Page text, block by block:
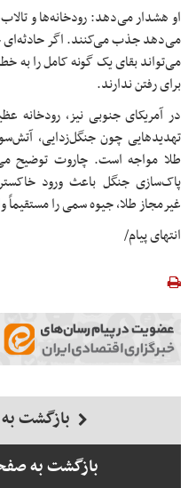
او هشدار می‌دهد: رودخانه‌ها و
می‌دهد جذب می‌کنند. اگر حادثه‌ای
می‌تواند بقای یک گونه کامل را به
برای رفتن ندارند.
در آمریکای جنوبی نیز، رودخانه
تهدیدهایی چون جنگل‌زدایی،
طلا مواجه است. چاروت توضیح
پاک‌سازی جنگل باعث ورود
غیرمجاز طلا، جیوه سمی را مستقیماً
انتهای پیام/
بازگشت
بازگشت به